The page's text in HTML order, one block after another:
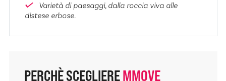
Varietà di paesaggi, dalla roccia viva alle
distese erbose.
PERCHÈ SCEGLIEREMMOVE